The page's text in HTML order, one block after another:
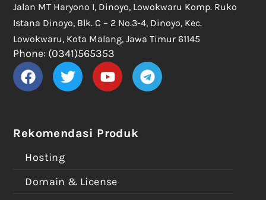
Rekomendasi Produk
Hosting
Domain & License
Jalan MT Haryono I, Dinoyo, Lowokwaru Komp. Ruko
Istana Dinoyo, Blk. C – 2 No.3-4, Dinoyo, Kec.
Lowokwaru, Kota Malang, Jawa Timur 61145
Phone: (0341)565353